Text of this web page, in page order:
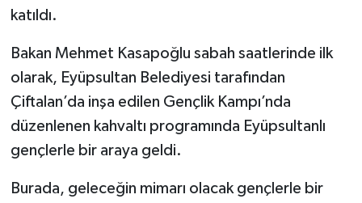
katıldı.
Bakan Mehmet Kasapoğlu sabah saatlerinde ilk
olarak, Eyüpsultan Belediyesi tarafından
Çiftalan’da inşa edilen Gençlik Kampı’nda
düzenlenen kahvaltı programında Eyüpsultanlı
gençlerle bir araya geldi.
Burada, geleceğin mimarı olacak gençlerle bir